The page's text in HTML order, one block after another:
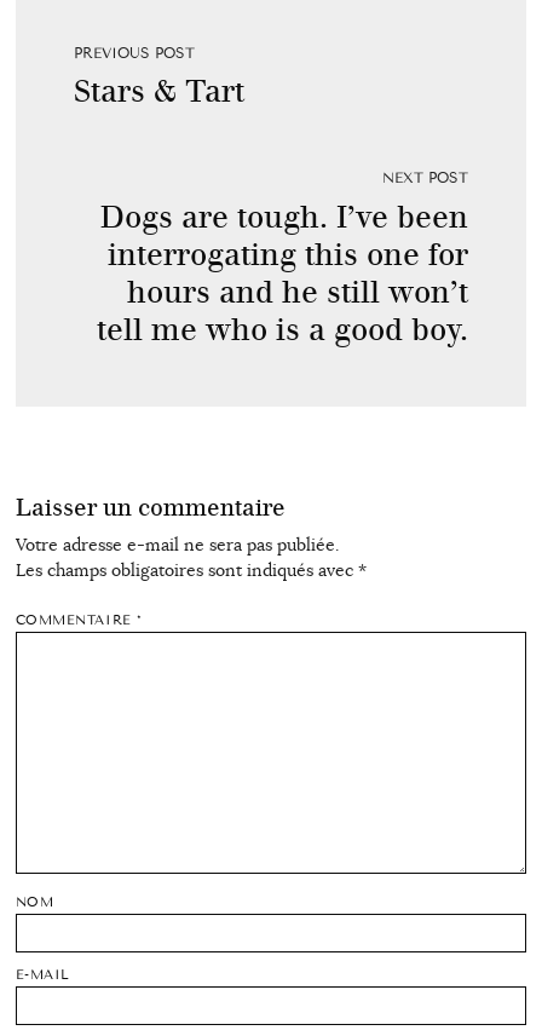
PREVIOUS POST
Stars & Tart
NEXT POST
Dogs are tough. I’ve been
interrogating this one for
hours and he still won’t
tell me who is a good boy.
Laisser un commentaire
Votre adresse e-mail ne sera pas publiée.
Les champs obligatoires sont indiqués avec *
COMMENTAIRE*
NOM
E-MAIL